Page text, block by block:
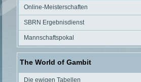
Online-Meisterschaften
SBRN Ergebnisdienst
Mannschaftspokal
The World of Gambit
Die ewigen Tabellen